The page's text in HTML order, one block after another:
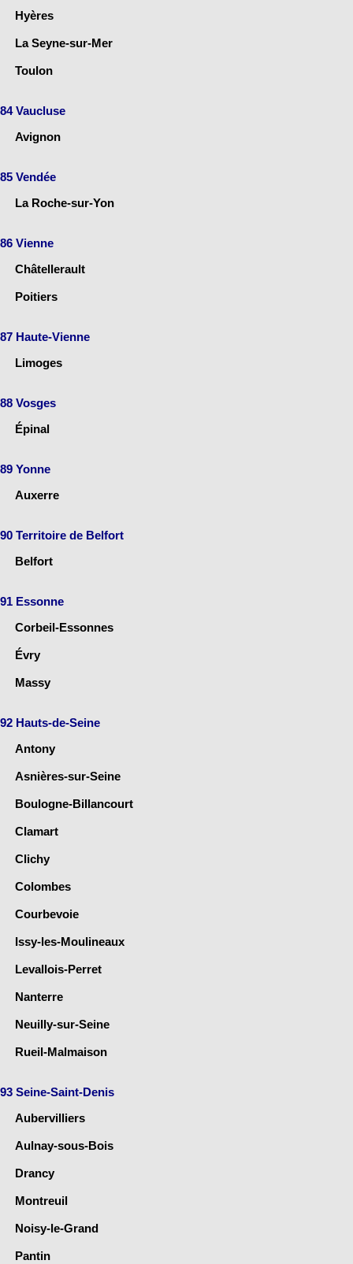
Hyères
La Seyne-sur-Mer
Toulon
84 Vaucluse
Avignon
85 Vendée
La Roche-sur-Yon
86 Vienne
Châtellerault
Poitiers
87 Haute-Vienne
Limoges
88 Vosges
Épinal
89 Yonne
Auxerre
90 Territoire de Belfort
Belfort
91 Essonne
Corbeil-Essonnes
Évry
Massy
92 Hauts-de-Seine
Antony
Asnières-sur-Seine
Boulogne-Billancourt
Clamart
Clichy
Colombes
Courbevoie
Issy-les-Moulineaux
Levallois-Perret
Nanterre
Neuilly-sur-Seine
Rueil-Malmaison
93 Seine-Saint-Denis
Aubervilliers
Aulnay-sous-Bois
Drancy
Montreuil
Noisy-le-Grand
Pantin